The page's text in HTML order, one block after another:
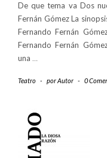
De que tema va Dos
Fernán Gómez La
Fernando Fernán
Fernando Fernán
una …
Teatro - porAutor - 0